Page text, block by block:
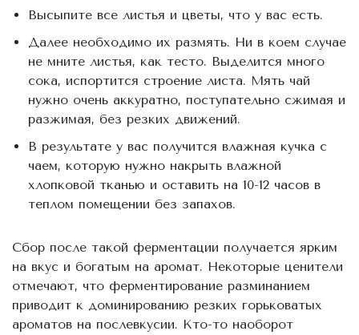
Высыпите все листья и цветы, что у вас есть.
Далее необходимо их размять. Ни в коем случае
не мните листья, как тесто. Выделится много
сока, испортится строение листа. Мять чай
нужно очень аккуратно, поступательно сжимая и
разжимая, без резких движений.
В результате у вас получится влажная кучка с
чаем, которую нужно накрыть влажной
хлопковой тканью и оставить на 10-12 часов в
теплом помещении без запахов.
Сбор после такой ферментации получается ярким
на вкус и богатым на аромат. Некоторые ценители
отмечают, что ферментирование разминанием
приводит к доминированию резких горьковатых
ароматов на послевкусии. Кто-то наоборот